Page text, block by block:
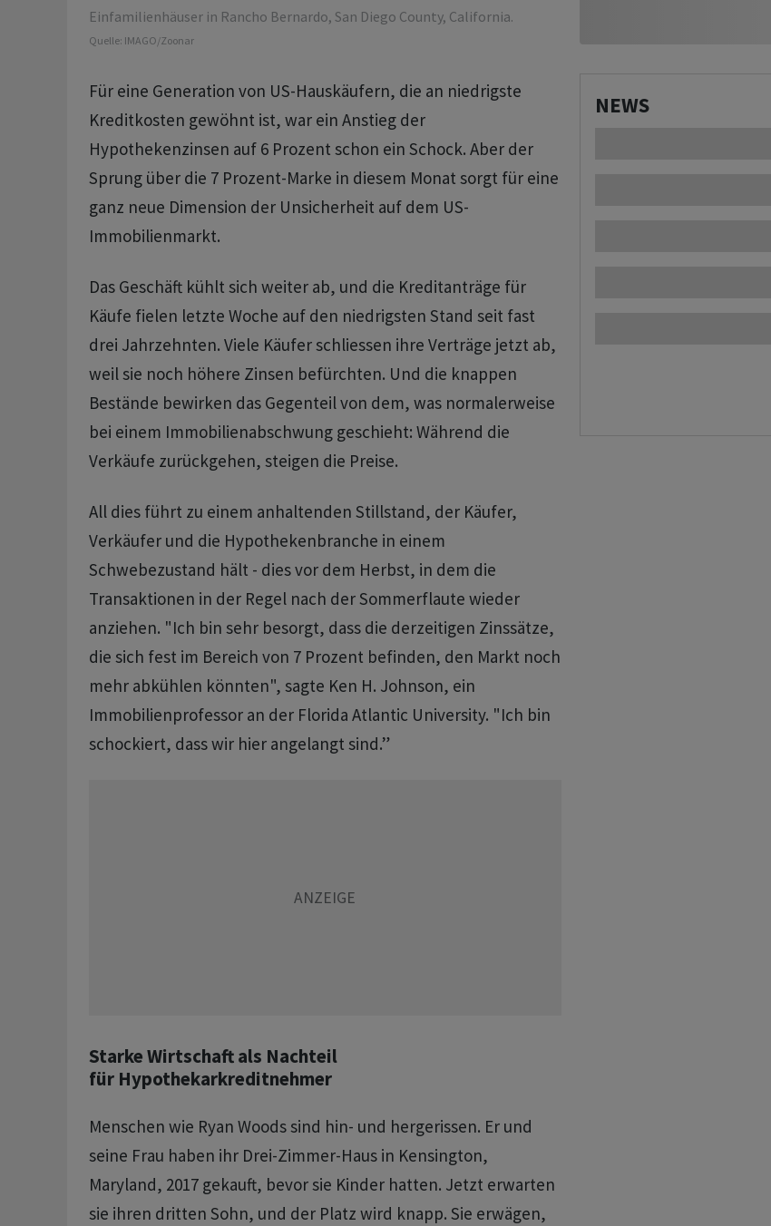
Einfamilienhäuser in Rancho Bernardo, San Diego County, California.
Quelle: IMAGO/Zoonar
Für eine Generation von US-Hauskäufern, die an niedrigste
Kreditkosten gewöhnt ist, war ein Anstieg der
Hypothekenzinsen auf 6 Prozent schon ein Schock. Aber der
Sprung über die 7 Prozent-Marke in diesem Monat sorgt für eine
ganz neue Dimension der Unsicherheit auf dem US-
Immobilienmarkt.
Das Geschäft kühlt sich weiter ab, und die Kreditanträge für
Käufe fielen letzte Woche auf den niedrigsten Stand seit fast
drei Jahrzehnten. Viele Käufer schliessen ihre Verträge jetzt ab,
weil sie noch höhere Zinsen befürchten. Und die knappen
Bestände bewirken das Gegenteil von dem, was normalerweise
bei einem Immobilienabschwung geschieht: Während die
Verkäufe zurückgehen, steigen die Preise.
All dies führt zu einem anhaltenden Stillstand, der Käufer,
Verkäufer und die Hypothekenbranche in einem
Schwebezustand hält - dies vor dem Herbst, in dem die
Transaktionen in der Regel nach der Sommerflaute wieder
anziehen. "Ich bin sehr besorgt, dass die derzeitigen Zinssätze,
die sich fest im Bereich von 7 Prozent befinden, den Markt noch
mehr abkühlen könnten", sagte Ken H. Johnson, ein
Immobilienprofessor an der Florida Atlantic University. "Ich bin
schockiert, dass wir hier angelangt sind.”
Starke Wirtschaft als Nachteil
für Hypothekarkreditnehmer
Menschen wie Ryan Woods sind hin- und hergerissen. Er und
seine Frau haben ihr Drei-Zimmer-Haus in Kensington,
Maryland, 2017 gekauft, bevor sie Kinder hatten. Jetzt erwarten
sie ihren dritten Sohn, und der Platz wird knapp. Sie erwägen,
NEWS